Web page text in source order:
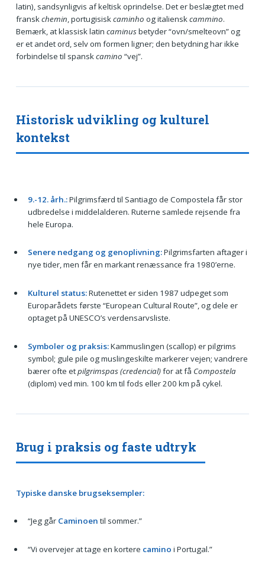
latin), sandsynligvis af keltisk oprindelse. Det er beslægtet med
franskchemin, portugisiskcaminho og italienskcammino.
Bemærk, at klassisk latin caminusbetyder “ovn/smelteovn” og
er et andet ord, selv om formen ligner; den betydning har ikke
forbindelse til spanskcamino “vej”.
Historisk udvikling og kulturel
kontekst
9.-12. årh.:Pilgrimsfærd til Santiago de Compostela får stor
udbredelse i middelalderen. Ruterne samlede rejsende fra
hele Europa.
Senere nedgang og genoplivning:Pilgrimsfarten aftager i
nye tider, men får en markant renæssance fra 1980’erne.
Kulturel status:Rutenettet er siden 1987 udpeget som
Europarådets første “European Cultural Route”, og dele er
optaget på UNESCO’s verdensarvsliste.
Symboler og praksis:Kammuslingen (scallop) er pilgrims
symbol; gule pile og muslingeskilte markerer vejen; vandrere
bærer ofte etpilgrimspas (credencial)for at få Compostela
(diplom) ved min. 100 km til fods eller 200 km på cykel.
Brug i praksis og faste udtryk
Typiske danske brugseksempler:
“Jeg går Caminoen til sommer.”
“Vi overvejer at tage en kortere camino i Portugal.”